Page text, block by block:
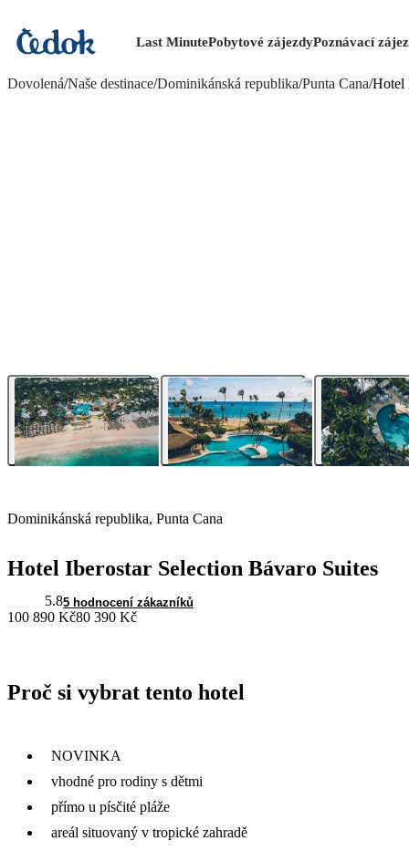
Last MinutePobytové zájezdyPoznávací
Dovolená/Naše destinace/Dominikánská republika/Punta Cana/Hotel
Dominikánská republika, Punta Cana
Hotel Iberostar Selection Bávaro Suites
5.85 hodnocení zákazníků
100 890 Kč80 390 Kč
Proč si vybrat tento hotel
NOVINKA
vhodné pro rodiny s dětmi
přímo u písčité pláže
areál situovaný v tropické zahradě